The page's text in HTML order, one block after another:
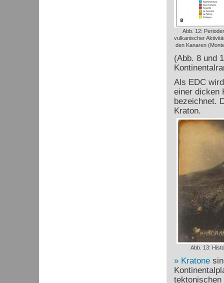
Abb. 12:
vulkanischer
den Kanaren
(Abb. 8 und
Als EDC
einer dicken
bezeichnet.
Kraton.
Abb. 13:
Kratone
tektonischen